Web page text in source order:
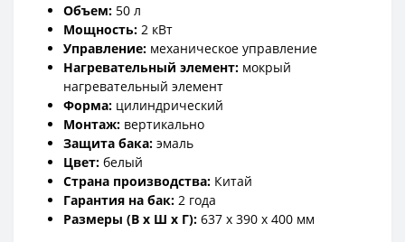
Объем: 50 л
Мощность: 2 кВт
Управление: механическое управление
Нагревательный элемент: мокрый
нагревательный элемент
Форма: цилиндрический
Монтаж: вертикально
Защита бака: эмаль
Цвет: белый
Страна производства: Китай
Гарантия на бак: 2 года
Размеры (В x Ш x Г): 637 x 390 x 400 мм